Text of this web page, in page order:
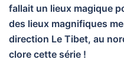
fallait un lieux magique
des lieux magnifiques
direction Le Tibet, au
clore cette série !